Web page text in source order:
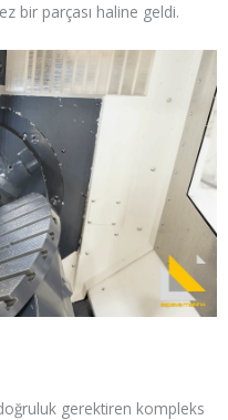
bir parçası haline geldi.
gerektiren kompleks